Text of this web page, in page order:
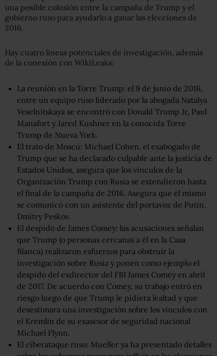
una posible colusión entre la campaña de Trump y el
gobierno ruso para ayudarlo a ganar las elecciones de
2016.
Hay cuatro líneas potenciales de investigación, además
de la conexión con WikiLeaks:
La reunión en la Torre Trump: el 9 de junio de 2016,
entre un equipo ruso liderado por la abogada Natalya
Veselnitskaya se encontró con Donald Trump Jr, Paul
Manafort y Jared Kushner en la conocida Torre
Trump de Nueva York.
El trato de Moscú: Michael Cohen, el exabogado de
Trump que se ha declarado culpable ante la justicia de
Estados Unidos, asegura que los vínculos de la
Organización Trump con Rusia se extendieron hasta
el final de la campaña de 2016. Asegura que él mismo
se comunicó con un asistente del portavoz de Putin,
Dmitry Peskov.
El despido de James Comey: las acusaciones señalan
que Trump (o personas cercanas a él en la Casa
Blanca) realizaron esfuerzos para obstruir la
investigación sobre Rusia y ponen como ejemplo el
despido del exdirector del FBI James Comey en abril
de 2017. De acuerdo con Comey, su trabajo entró en
riesgo luego de que Trump le pidiera lealtad y que
desestimara una investigación sobre los vínculos con
el Kremlin de su exasesor de seguridad nacional
Michael Flynn.
El ciberataque ruso: Mueller ya ha presentado detalles